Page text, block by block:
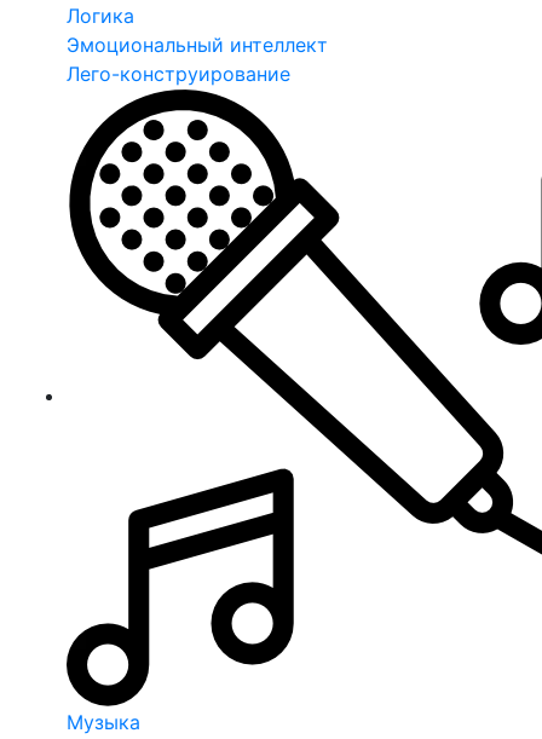
Логика
Эмоциональный интеллект
Лего-конструирование
Музыка